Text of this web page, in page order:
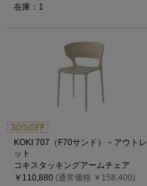
在庫：1
KOKI 707（F70サンド）－アウトレ
ット
コキスタッキングアームチェア
￥110,880 (通常価格 ￥158,400)